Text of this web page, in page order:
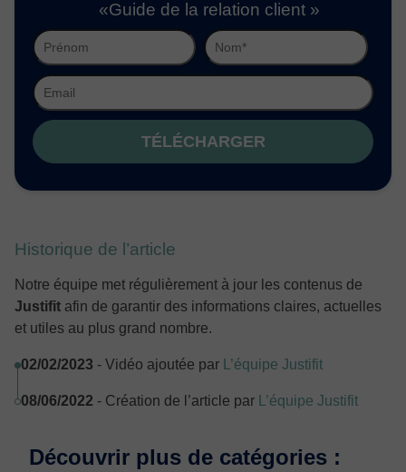
«Guide de la relation client »
TÉLÉCHARGER
Historique de l’article
Notre équipe met régulièrement à jour les contenus de
Justifit afin de garantir des informations claires, actuelles
et utiles au plus grand nombre.
02/02/2023 - Vidéo ajoutée par L’équipe Justifit
08/06/2022 - Création de l’article par L’équipe Justifit
Découvrir plus de catégories :